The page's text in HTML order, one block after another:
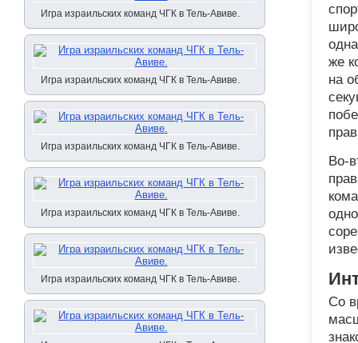
Игра израильских команд ЧГК в Тель-Авиве.
Игра израильских команд ЧГК в Тель-Авиве.
Игра израильских команд ЧГК в Тель-Авиве.
Игра израильских команд ЧГК в Тель-Авиве.
Игра израильских команд ЧГК в Тель-Авиве.
же
на
Во-
Со